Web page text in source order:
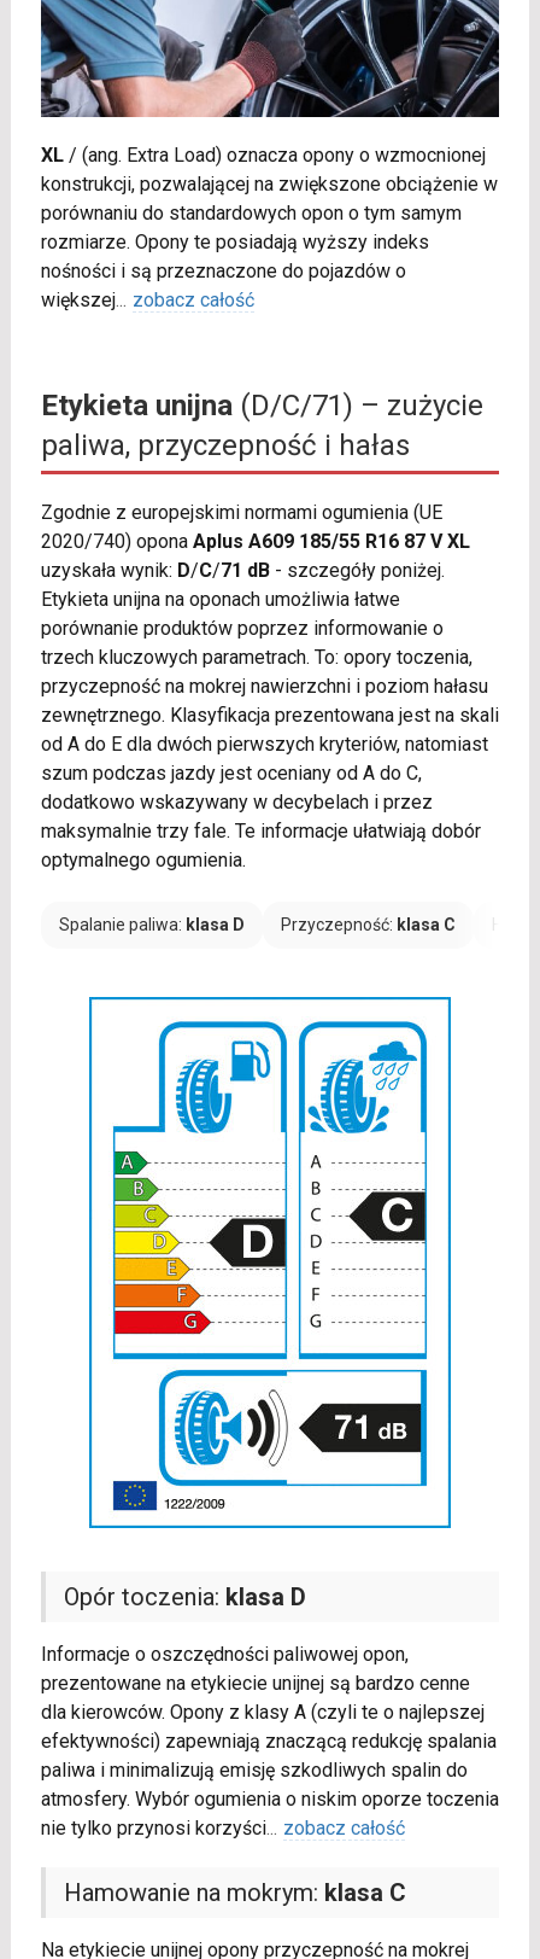
XL/ (ang. Extra Load) oznacza opony o wzmocnionej
konstrukcji, pozwalającej na zwiększone obciążenie w
porównaniu do standardowych opon o tym samym
rozmiarze. Opony te posiadają wyższy indeks
nośności i są przeznaczone do pojazdów o
większej... zobacz całość
Etykieta unijna(D/C/71) – zużycie
paliwa, przyczepność i hałas
Zgodnie z europejskimi normami ogumienia (UE
2020/740) opona Aplus A609 185/55 R16 87 V XL
uzyskała wynik: D/C/71 dB- szczegóły poniżej.
Etykieta unijna na oponach umożliwia łatwe
porównanie produktów poprzez informowanie o
trzech kluczowych parametrach. To: opory toczenia,
przyczepność na mokrej nawierzchni i poziom hałasu
zewnętrznego. Klasyfikacja prezentowana jest na skali
od A do E dla dwóch pierwszych kryteriów, natomiast
szum podczas jazdy jest oceniany od A do C,
dodatkowo wskazywany w decybelach i przez
maksymalnie trzy fale. Te informacje ułatwiają dobór
optymalnego ogumienia.
Spalanie paliwa: klasa D Przyczepność: klasa C
Opór toczenia: klasa D
Informacje o oszczędności paliwowej opon,
prezentowane na etykiecie unijnej są bardzo cenne
dla kierowców. Opony z klasy A (czyli te o najlepszej
efektywności) zapewniają znaczącą redukcję spalania
paliwa i minimalizują emisję szkodliwych spalin do
atmosfery. Wybór ogumienia o niskim oporze toczenia
nie tylko przynosi korzyści... zobacz całość
Hamowanie na mokrym: klasa C
Na etykiecie unijnej opony przyczepność na mokrej